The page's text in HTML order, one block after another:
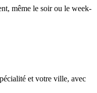
même le soir ou le week-
et votre ville, avec